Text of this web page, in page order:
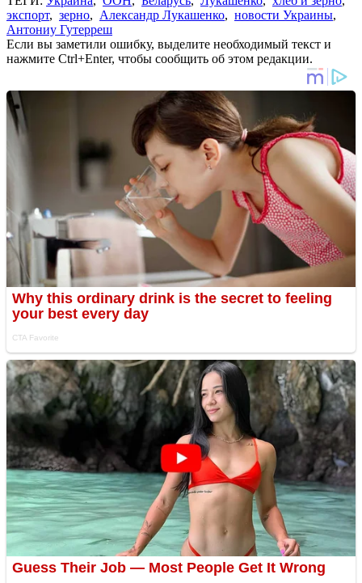
экспорт, зерно, Александр Лукашенко, новости Украины,
Антониу Гутерреш
Если вы заметили ошибку, выделите необходимый текст и
нажмите Ctrl+Enter, чтобы сообщить об этом редакции.